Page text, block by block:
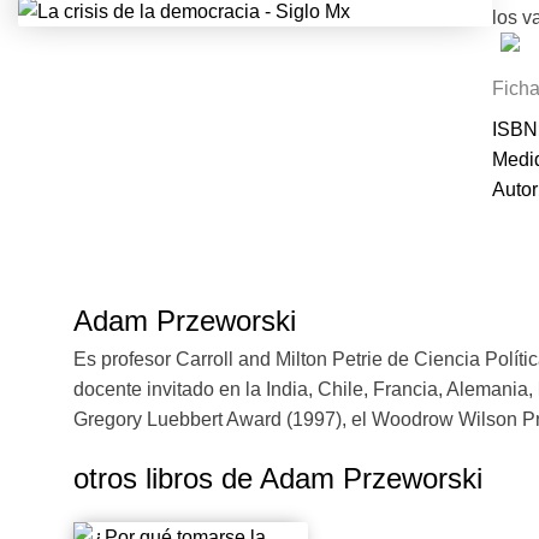
los
Sin
¿qué
Adam Przeworski
Es profesor Carroll and Milton Petrie de Ciencia
docente invitado en la India, Chile, Francia,
Gregory Luebbert Award (1997), el Woodrow Wilson
otros libros de Adam Przeworski